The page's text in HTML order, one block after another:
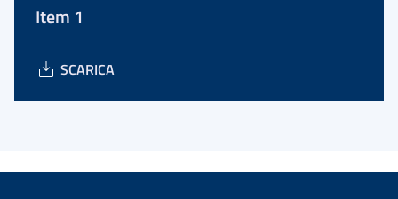
Item 1
SCARICA